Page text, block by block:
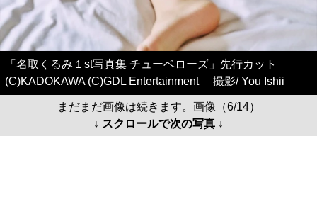
「名取くるみ１st写真集 チューベローズ」先行カット
(C)KADOKAWA (C)GDL Entertainment 撮影/ You Ishii
まだまだ画像は続きます。画像（6/14）
↓ スクロールで次の写真 ↓